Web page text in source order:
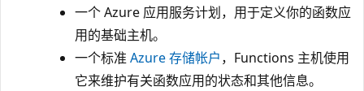
一个 Azure 应用服务计划，用于定义你的函数应
用的基础主机。
一个标准 Azure 存储帐户，Functions 主机使用
它来维护有关函数应用的状态和其他信息。